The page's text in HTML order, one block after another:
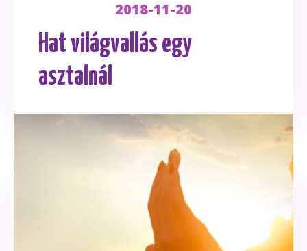
2018-11-20
Hat világvallás egy
asztalnál